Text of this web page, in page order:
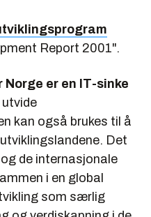
Report 2001".
Norge er en IT-sinke
kan også brukes til å
Det
de internasjonale
i en global
som særlig